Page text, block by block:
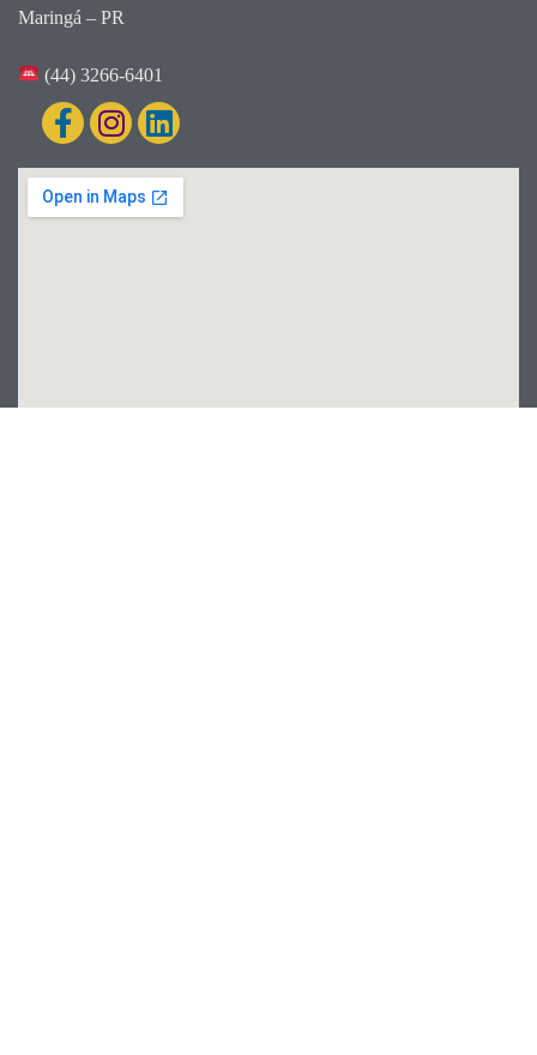
Maringá – PR
(44) 3266-6401